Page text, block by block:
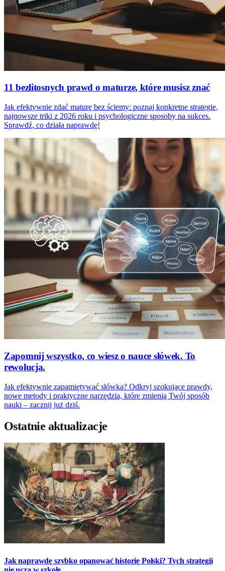
11 bezlitosnych prawd o maturze, które musisz znać
Jak efektywnie zdać maturę bez ściemy: poznaj konkretne strategie,
najnowsze triki z 2026 roku i psychologiczne sposoby na sukces.
Sprawdź, co działa naprawdę!
Zapomnij wszystko, co wiesz o nauce słówek. To
rewolucja.
Jak efektywnie zapamiętywać słówka? Odkryj szokujące prawdy,
nowe metody i praktyczne narzędzia, które zmienią Twój sposób
nauki – zacznij już dziś.
Ostatnie aktualizacje
Jak naprawdę szybko opanować historię Polski? Tych strategii